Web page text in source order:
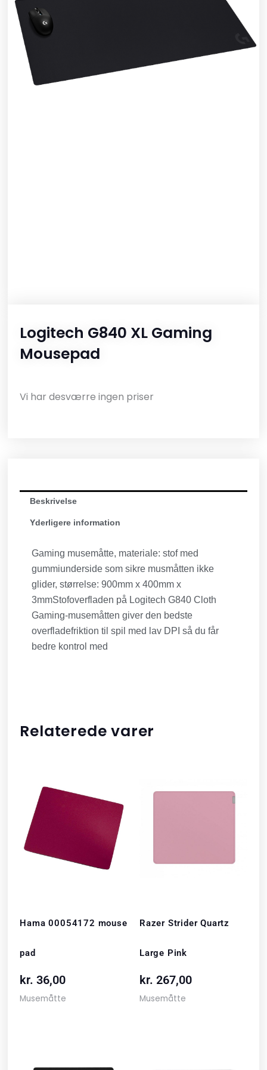
Logitech G840 XL Gaming
Mousepad
Vi har desværre ingen priser
Beskrivelse
Yderligere information
Gaming musemåtte, materiale: stof med
gummiunderside som sikre musmåtten ikke
glider, størrelse: 900mm x 400mm x
3mmStofoverfladen på Logitech G840 Cloth
Gaming-musemåtten giver den bedste
overfladefriktion til spil med lav DPI så du får
bedre kontrol med
Relaterede varer
Hama 00054172 mouse
pad
kr. 36,00
Musemåtte
Razer Strider Quartz
Large Pink
kr. 267,00
Musemåtte